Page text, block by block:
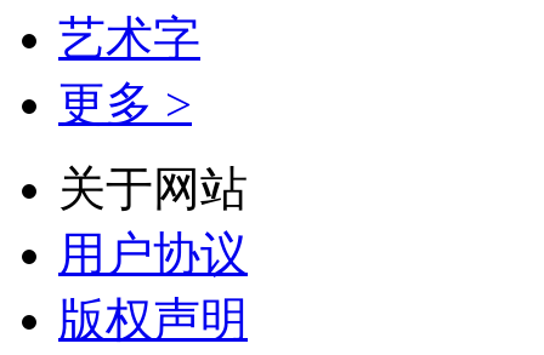
艺术字
更多 >
关于网站
用户协议
版权声明